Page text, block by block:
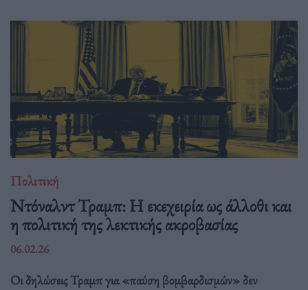
Πολιτική
Ντόναλντ Τραμπ: Η εκεχειρία ως άλλοθι και
η πολιτική της λεκτικής ακροβασίας
06.02.26
Οι δηλώσεις Τραμπ για «παύση βομβαρδισμών» δεν